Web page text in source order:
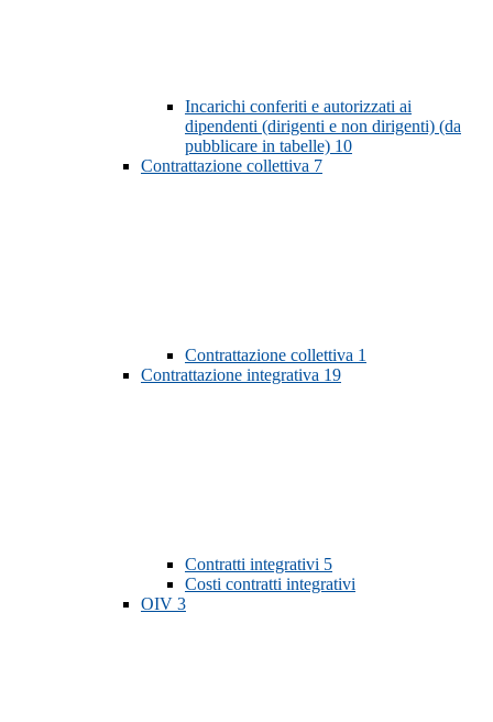
Incarichi conferiti e autorizzati ai
dipendenti (dirigenti e non dirigenti) (da
pubblicare in tabelle) 10
Contrattazione collettiva 7
Contrattazione collettiva 1
Contrattazione integrativa 19
Contratti integrativi 5
Costi contratti integrativi
OIV 3